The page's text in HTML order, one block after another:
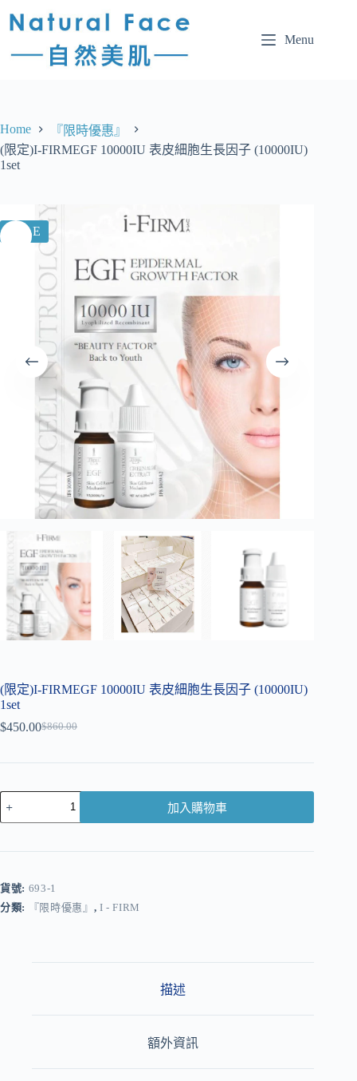
Menu
Home
『限時優惠』
(限定)I-FIRMEGF 10000IU 表皮細胞生長因子 (10000IU)
1set
SALE
(限定)I-FIRMEGF 10000IU 表皮細胞生長因子 (10000IU)
1set
$860.00
$450.00
加入購物車
r
n
a
貨號: 693-1
分類:
『限時優惠』 , I - FIRM
描述
額外資訊